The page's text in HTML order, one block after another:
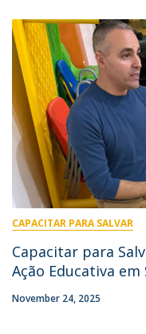
CAPACITAR PARA SALVAR
Capacitar para
Ação Educativa
November 24, 2025